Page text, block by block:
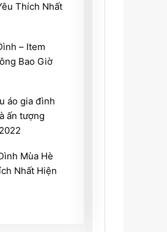
Thích Nhất
– Item
Bao Giờ
áo gia đình
ấn tượng
Mùa Hè
Nhất Hiện